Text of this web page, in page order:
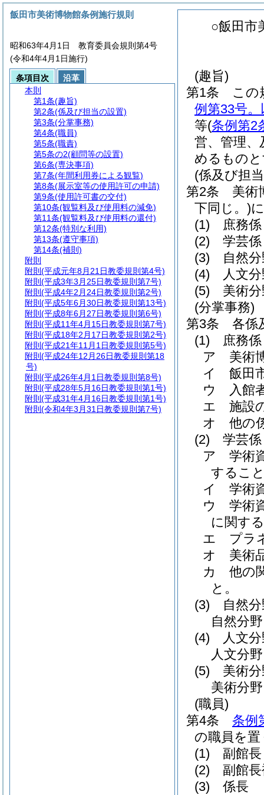
○飯田市
(趣旨)
第1条
この
例第33号
等(条例第2
営、管理
めるもの
(係及び担
第2条
美術
下同じ。)
(1)
庶務係
(2)
学芸係
(3)
自然
(4)
人文
(5)
美術
(分掌事務)
第3条
各係
(1)
庶務係
ア
美術
イ
飯田
ウ
入館
エ
施設
オ
他の
(2)
学芸係
ア
学術
するこ
イ
学術
ウ
学術
に関す
エ
プラ
オ
美術
カ
他の
と。
(3)
自然
自然分
(4)
人文
人文分
(5)
美術
美術分
(職員)
第4条
条例
の職員を置
(1)
副館長
(2)
副館
(3)
係長
飯田市美術博物館条例施行規則
昭和63年4月1日 教育委員会規則第4号
(令和4年4月1日施行)
条項目次
沿革
本則
第1条(趣旨)
第2条(係及び担当の設置)
第3条(分掌事務)
第4条(職員)
第5条(職責)
第5条の2(顧問等の設置)
第6条(専決事項)
第7条(年間利用券による観覧)
第8条(展示室等の使用許可の申請)
第9条(使用許可書の交付)
第10条(観覧料及び使用料の減免)
第11条(観覧料及び使用料の還付)
第12条(特別な利用)
第13条(遵守事項)
第14条(補則)
附則
附則 (平成元年8月21日教委規則第4号)
附則 (平成3年3月25日教委規則第7号)
附則 (平成4年2月24日教委規則第2号)
附則 (平成5年6月30日教委規則第13号)
附則 (平成8年6月27日教委規則第6号)
附則 (平成11年4月15日教委規則第7号)
附則 (平成18年2月17日教委規則第2号)
附則 (平成21年11月1日教委規則第5号)
附則 (平成24年12月26日教委規則第18
号)
附則 (平成26年4月1日教委規則第8号)
附則 (平成28年5月16日教委規則第1号)
附則 (平成31年4月16日教委規則第1号)
附則 (令和4年3月31日教委規則第7号)